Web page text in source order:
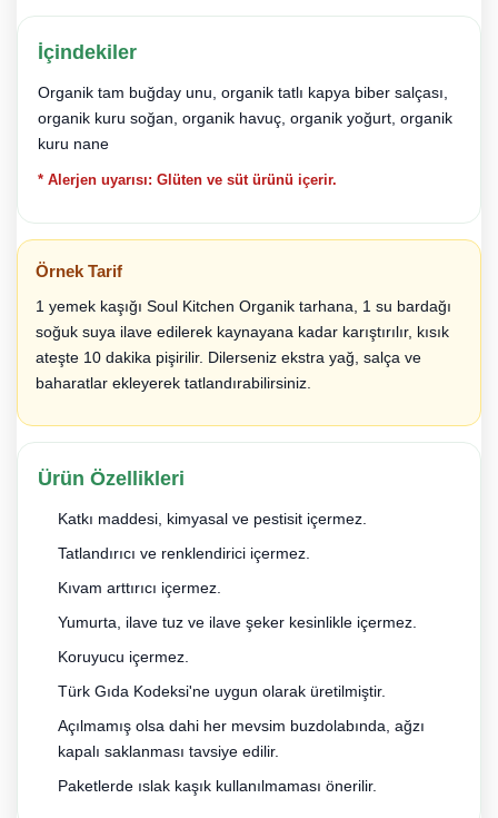
İçindekiler
Organik tam buğday unu, organik tatlı kapya biber salçası,
organik kuru soğan, organik havuç, organik yoğurt, organik
kuru nane
* Alerjen uyarısı: Glüten ve süt ürünü içerir.
Örnek Tarif
1 yemek kaşığı Soul Kitchen Organik tarhana, 1 su bardağı
soğuk suya ilave edilerek kaynayana kadar karıştırılır, kısık
ateşte 10 dakika pişirilir. Dilerseniz ekstra yağ, salça ve
baharatlar ekleyerek tatlandırabilirsiniz.
Ürün Özellikleri
Katkı maddesi, kimyasal ve pestisit içermez.
Tatlandırıcı ve renklendirici içermez.
Kıvam arttırıcı içermez.
Yumurta, ilave tuz ve ilave şeker kesinlikle içermez.
Koruyucu içermez.
Türk Gıda Kodeksi'ne uygun olarak üretilmiştir.
Açılmamış olsa dahi her mevsim buzdolabında, ağzı
kapalı saklanması tavsiye edilir.
Paketlerde ıslak kaşık kullanılmaması önerilir.